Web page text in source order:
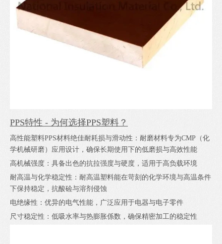
PPS特性 - 为何选择PPS塑料？
高性能塑料PPS材料绝佳耐耗损与滑动性：耐磨材料专为CMP（化
学机械研磨）应用设计，确保长期使用下的低磨损与高效性能
高机械强度：具备出色的抗拉强度与硬度，适用于高负载环境
耐高温与化学稳定性：耐高温塑料能在苛刻的化学环境与高温条件
下保持稳定，抗酸硷与溶剂侵蚀
电绝缘性：优异的电气性能，广泛应用于电器与电子零件
尺寸稳定性：低吸水率与热膨胀係数，确保精密加工的稳定性